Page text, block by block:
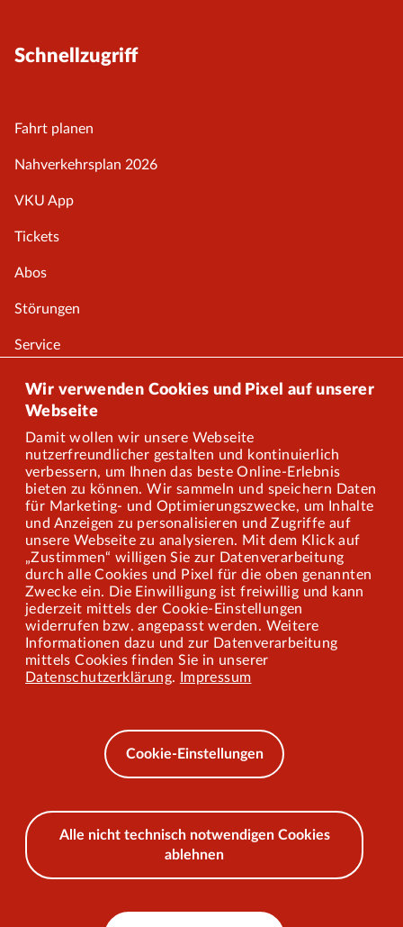
Wir verwenden Cookies und Pixel auf unserer
Webseite
Damit wollen wir unsere Webseite
nutzerfreundlicher gestalten und kontinuierlich
verbessern, um Ihnen das beste Online-Erlebnis
bieten zu können. Wir sammeln und speichern Daten
für Marketing- und Optimierungszwecke, um Inhalte
und Anzeigen zu personalisieren und Zugriffe auf
unsere Webseite zu analysieren. Mit dem Klick auf
„Zustimmen“ willigen Sie zur Datenverarbeitung
durch alle Cookies und Pixel für die oben genannten
Zwecke ein. Die Einwilligung ist freiwillig und kann
jederzeit mittels der Cookie-Einstellungen
widerrufen bzw. angepasst werden. Weitere
Informationen dazu und zur Datenverarbeitung
mittels Cookies finden Sie in unserer
Datenschutzerklärung. Impressum
Cookie-Einstellungen
Alle nicht technisch notwendigen Cookies
ablehnen
Schnellzugriff
Fahrt planen
Nahverkehrsplan 2026
VKU App
Tickets
Abos
Störungen
Service
Onlineshop
Über uns
Karriere
Presse
Mitarbeiterportal
Barrierefreiheit
Mobilität lernen